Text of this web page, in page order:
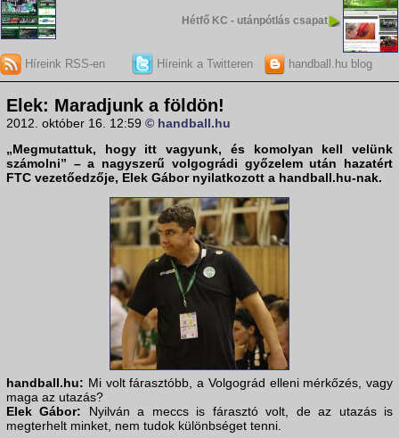
Hétfő KC - utánpótlás csapat
Híreink RSS-en Híreink a Twitteren handball.hu blog
Elek: Maradjunk a földön!
2012. október 16. 12:59 © handball.hu
„Megmutattuk, hogy itt vagyunk, és komolyan kell velünk
számolni” – a nagyszerű volgográdi győzelem után hazatért
FTC vezetőedzője, Elek Gábornyilatkozott a handball.hu-nak.
handball.hu: Mi volt fárasztóbb, a Volgográd elleni mérkőzés, vagy
maga az utazás?
Elek Gábor: Nyilván a meccs is fárasztó volt, de az utazás is
megterhelt minket, nem tudok különbséget tenni.